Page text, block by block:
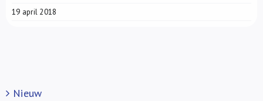
19 april 2018
Nieuw